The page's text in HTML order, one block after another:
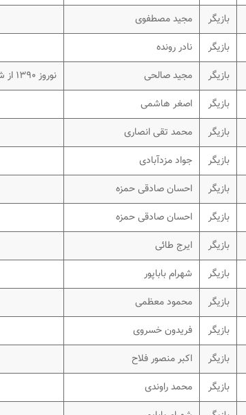
بازیگر
مجید مصطفوی
بازیگر
نادر رونده
بازیگر مجید صالحی
نوروز ۱۳۹۰ از شبکه تهران
بازیگر
اصغر هاشمی
بازیگر
محمد تقی انصاری
بازیگر
جواد مزدآبادی
بازیگر
احسان صادقی حمزه
بازیگر
احسان صادقی حمزه
بازیگر
ایرج طائی
بازیگر
شهرام باباپور
بازیگر
محمود معظمی
بازیگر
فریدون خسروی
بازیگر
اکبر منصور فلاح
بازیگر
محمد راوندی